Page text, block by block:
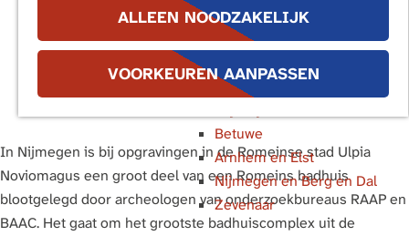
ALLEEN NOODZAKELIJK
VOORKEUREN AANPASSEN
g
e
Bodegraven
Woerden
Bunnik en Houten
Betuwe
Arnhem en Elst
Nijmegen en Berg en Dal
Zevenaar
opgegraven
|||
In Nijmegen is bij opgravingen in de Romeinse stad Ulpia
Noviomagus een groot deel van een Romeins badhuis
blootgelegd door archeologen van onderzoekbureaus RAAP en
BAAC. Het gaat om het grootste badhuiscomplex uit de